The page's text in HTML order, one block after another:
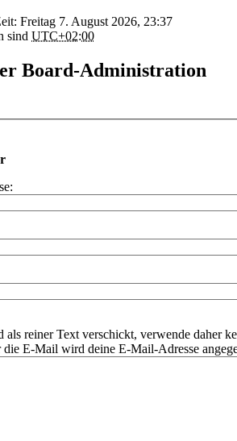
Freitag 7. August 2026, 23:37
sind UTC+02:00
Board-Administration
als reiner Text verschickt, verwende daher
E-Mail wird deine E-Mail-Adresse